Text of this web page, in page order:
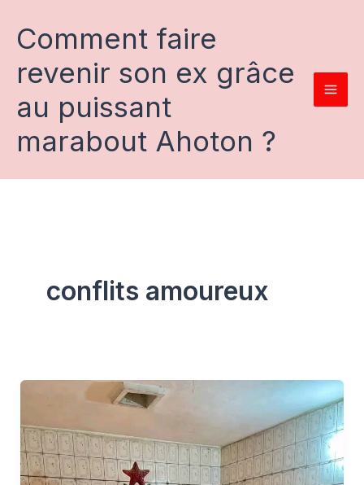
contenu
Comment faire
revenir son ex grâce
au puissant
marabout Ahoton ?
conflits amoureux